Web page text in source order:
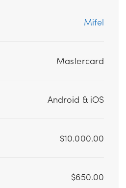
Mifel
Mastercard
Android & iOS
$10.000.00
$650.00